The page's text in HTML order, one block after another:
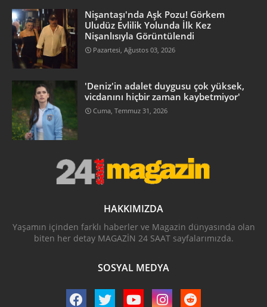
Nişantaşı'nda Aşk Pozu! Görkem
Uludüz Evlilik Yolunda İlk Kez
Nişanlısıyla Görüntülendi
Pazartesi, Ağustos 03, 2026
'Deniz'in adalet duygusu çok yüksek,
vicdanını hiçbir zaman kaybetmiyor'
Cuma, Temmuz 31, 2026
HAKKIMIZDA
Yaşamın içinden farklı haberler ve Magazin dünyasında olan
biten her detay MAGAZİN 24 SAAT sayfalarımızda.
SOSYAL MEDYA